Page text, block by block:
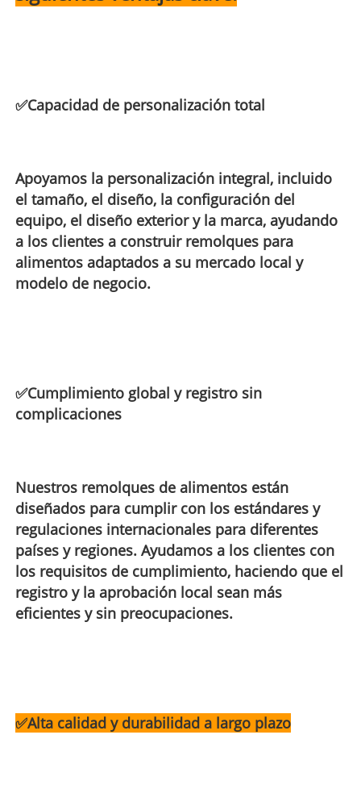
✅Capacidad de personalización total
Apoyamos la personalización integral, incluido
el tamaño, el diseño, la configuración del
equipo, el diseño exterior y la marca, ayudando
a los clientes a construir remolques para
alimentos adaptados a su mercado local y
modelo de negocio.
✅Cumplimiento global y registro sin
complicaciones
Nuestros remolques de alimentos están
diseñados para cumplir con los estándares y
regulaciones internacionales para diferentes
países y regiones. Ayudamos a los clientes con
los requisitos de cumplimiento, haciendo que el
registro y la aprobación local sean más
eficientes y sin preocupaciones.
✅Alta calidad y durabilidad a largo plazo